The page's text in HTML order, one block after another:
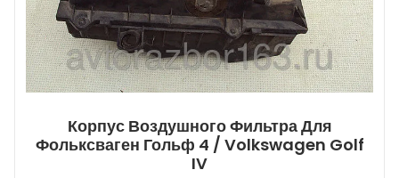
Корпус Воздушного Фильтра Для
Фольксваген Гольф 4 / Volkswagen Golf
IV